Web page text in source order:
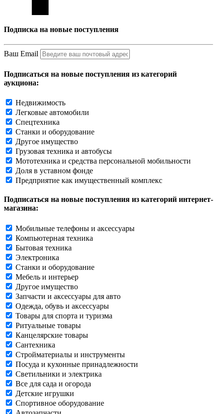
Подписка на новые поступления
Ваш Email
Подписаться на новые поступления из категорий
аукциона:
Недвижимость
Легковые автомобили
Спецтехника
Станки и оборудование
Другое имущество
Грузовая техника и автобусы
Мототехника и средства персональной мобильности
Доля в уставном фонде
Предприятие как имущественный комплекс
Подписаться на новые поступления из категорий интернет-
магазина:
Мобильные телефоны и аксессуары
Компьютерная техника
Бытовая техника
Электроника
Станки и оборудование
Мебель и интерьер
Другое имущество
Запчасти и аксессуары для авто
Одежда, обувь и аксессуары
Товары для спорта и туризма
Ритуальные товары
Канцелярские товары
Сантехника
Стройматериалы и инструменты
Посуда и кухонные принадлежности
Светильники и электрика
Все для сада и огорода
Детские игрушки
Спортивное оборудование